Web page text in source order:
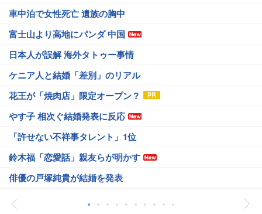
車中泊で女性死亡 遺族の胸中
富士山より高地にパンダ 中国
日本人が誤解 海外タトゥー事情
ケニア人と結婚「差別」のリアル
花王が「焼肉店」限定オープン？
やす子 相次ぐ結婚発表に反応
「許せない不祥事タレント」1位
鈴木福「恋愛話」親友らが明かす
俳優の戸塚純貴が結婚を発表